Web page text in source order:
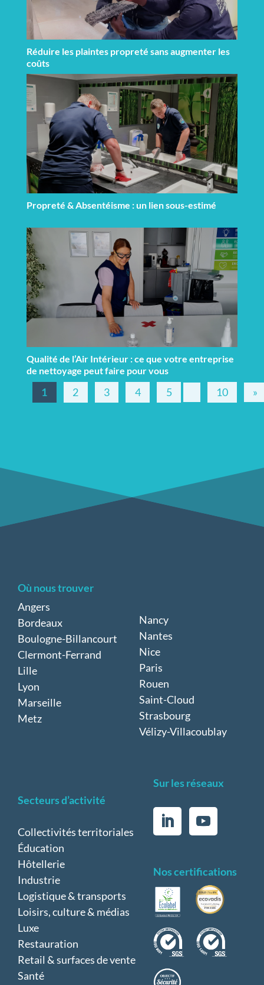
Réduire les plaintes propreté sans augmenter les
coûts
Propreté & Absentéisme : un lien sous-estimé
Qualité de l’Air Intérieur : ce que votre entreprise
de nettoyage peut faire pour vous
1 2 3 4 5 10 »
Où nous trouver
Angers
Bordeaux
Boulogne-Billancourt
Clermont-Ferrand
Lille
Lyon
Marseille
Metz
Nancy
Nantes
Nice
Paris
Rouen
Saint-Cloud
Strasbourg
Vélizy-Villacoublay
Secteurs d’activité
Collectivités territoriales
Éducation
Hôtellerie
Industrie
Logistique & transports
Loisirs, culture & médias
Luxe
Restauration
Retail & surfaces de vente
Santé
Sur les réseaux
Nos certifications